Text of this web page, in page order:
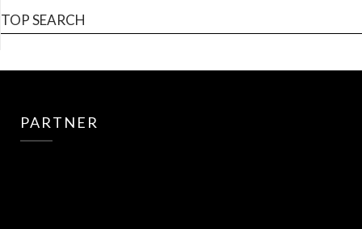
TOP SEARCH
PARTNER